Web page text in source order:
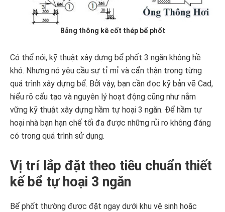
Bảng thông kê cốt thép bể phốt
Có thể nói, kỹ thuật xây dựng bể phốt 3 ngăn không hề
khó. Nhưng nó yêu cầu sự tỉ mỉ và cẩn thận trong từng
quá trình xây dựng bể. Bởi vậy, bạn cần đọc kỹ bản vẽ Cad,
hiểu rõ cấu tạo và nguyên lý hoạt động cũng như nắm
vững kỹ thuật xây dựng hầm tự hoại 3 ngăn. Để hầm tự
hoại nhà bạn hạn chế tối đa được những rủi ro không đáng
có trong quá trình sử dụng.
Vị trí lắp đặt theo tiêu chuẩn thiết
kế bể tự hoại 3 ngăn
Bể phốt thường được đặt ngay dưới khu vệ sinh hoặc